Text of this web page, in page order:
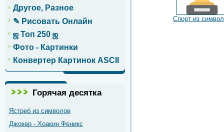
Другое, Разное
✎ Рисовать Онлайн
ஜ Топ 250 ஜ
Фото - Картинки
Конвертер Картинок ASCII
Горячая десятка
Ястреб из символов
Джокер - Хоакин Феникс
Спорт из